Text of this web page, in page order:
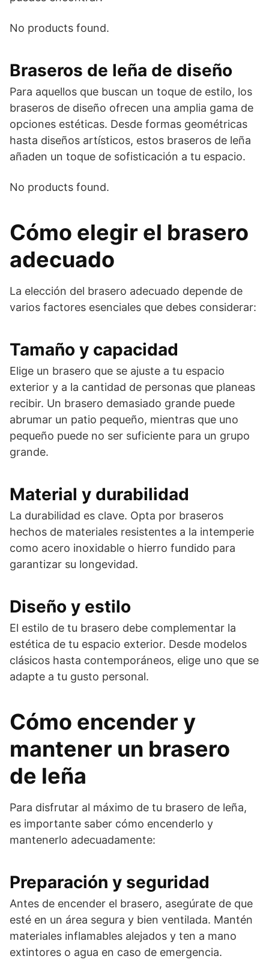
No products found.
Braseros de leña de diseño
Para aquellos que buscan un toque de estilo, los
braseros de diseño ofrecen una amplia gama de
opciones estéticas. Desde formas geométricas
hasta diseños artísticos, estos braseros de leña
añaden un toque de sofisticación a tu espacio.
No products found.
Cómo elegir el brasero
adecuado
La elección del brasero adecuado depende de
varios factores esenciales que debes considerar:
Tamaño y capacidad
Elige un brasero que se ajuste a tu espacio
exterior y a la cantidad de personas que planeas
recibir. Un brasero demasiado grande puede
abrumar un patio pequeño, mientras que uno
pequeño puede no ser suficiente para un grupo
grande.
Material y durabilidad
La durabilidad es clave. Opta por braseros
hechos de materiales resistentes a la intemperie
como acero inoxidable o hierro fundido para
garantizar su longevidad.
Diseño y estilo
El estilo de tu brasero debe complementar la
estética de tu espacio exterior. Desde modelos
clásicos hasta contemporáneos, elige uno que se
adapte a tu gusto personal.
Cómo encender y
mantener un brasero
de leña
Para disfrutar al máximo de tu brasero de leña,
es importante saber cómo encenderlo y
mantenerlo adecuadamente:
Preparación y seguridad
Antes de encender el brasero, asegúrate de que
esté en un área segura y bien ventilada. Mantén
materiales inflamables alejados y ten a mano
extintores o agua en caso de emergencia.